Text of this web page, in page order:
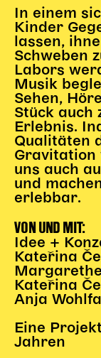
Open House
Newsletter
Gl!tch4
Wem gehört
House of
HAUS
Über Uns
Unser Blog
Team
Bühnen +
In einem
Kinder
lassen,
Schweben
Labors
Musik
Sehen,
Stück auch
Erlebnis.
Qualitäten
Gravitation
uns auch
und
erlebbar.
VON UND MIT:
Idee +
Kateřina
Kateřina
Anja
Eine
Jahren